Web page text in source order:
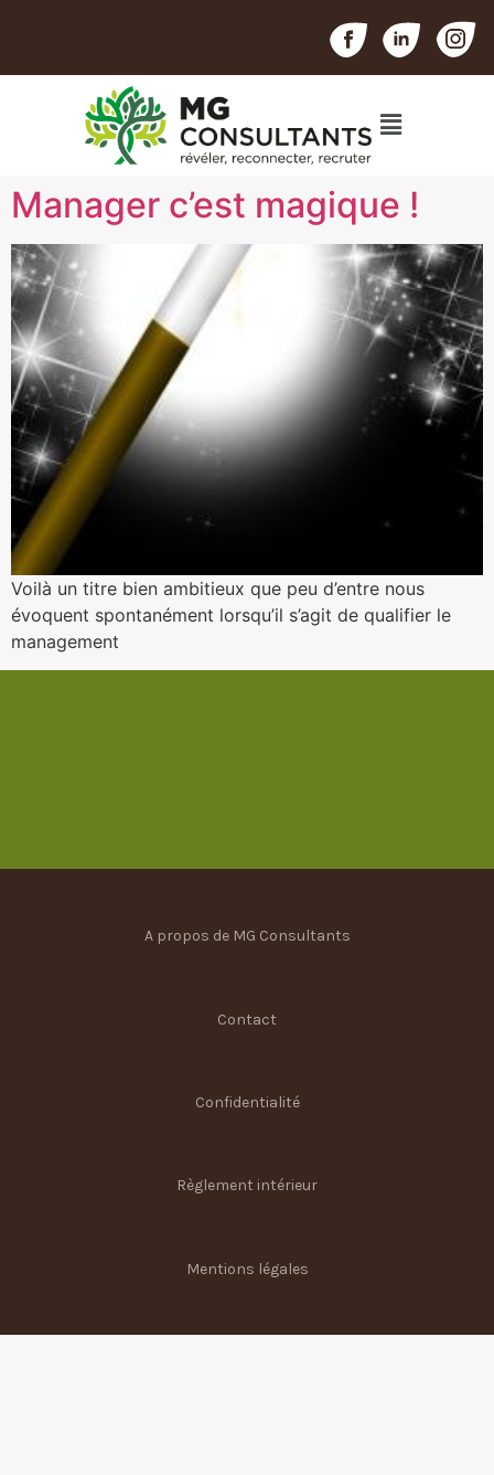
Manager c’est magique !
Voilà un titre bien ambitieux que peu d’entre nous
évoquent spontanément lorsqu’il s’agit de qualifier le
management
A propos de MG Consultants
Contact
Confidentialité
Règlement intérieur
Mentions légales